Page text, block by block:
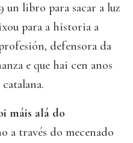
un libro para sacar a luz
para a historia a
defensora da
e que hai cen anos
máis alá do
a través do mecenado